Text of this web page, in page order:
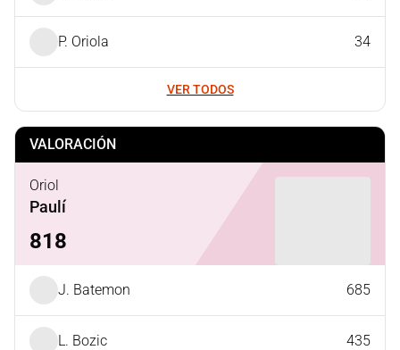
P. Oriola 34
VER TODOS
VALORACIÓN
Oriol
Paulí
818
J. Batemon 685
L. Bozic 435